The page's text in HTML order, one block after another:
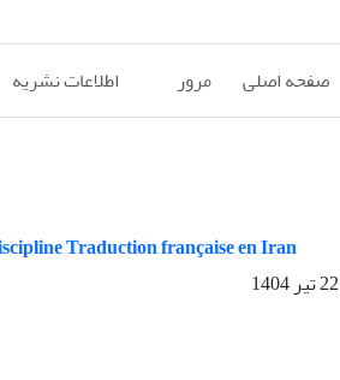
صفحه اصلی مرور اطلاعات نشریه
Traduction française en Iran
22 تیر 1404